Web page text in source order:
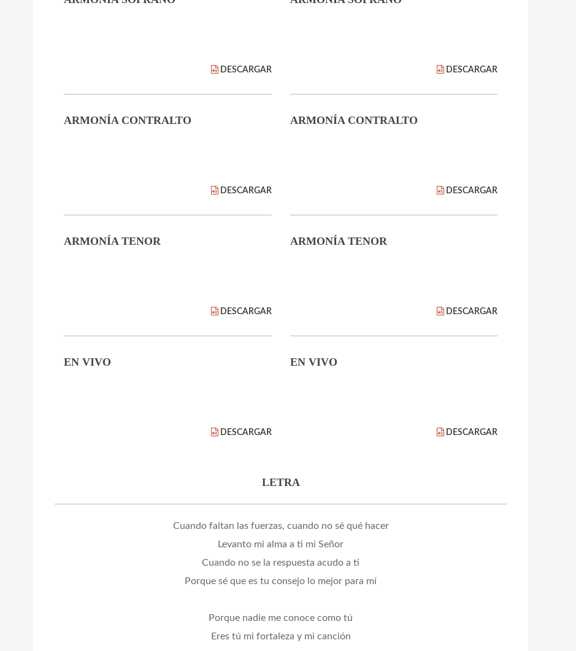
DESCARGAR
ARMONÍA CONTRALTO
DESCARGAR
ARMONÍA TENOR
DESCARGAR
EN VIVO
DESCARGAR
DESCARGAR
ARMONÍA CONTRALTO
DESCARGAR
ARMONÍA TENOR
DESCARGAR
EN VIVO
DESCARGAR
LETRA
Cuando faltan las fuerzas, cuando no sé qué hacer
Levanto mi alma a ti mi Señor
Cuando no se la respuesta acudo a ti
Porque sé que es tu consejo lo mejor para mí
Porque nadie me conoce como tú
Eres tú mi fortaleza y mi canción